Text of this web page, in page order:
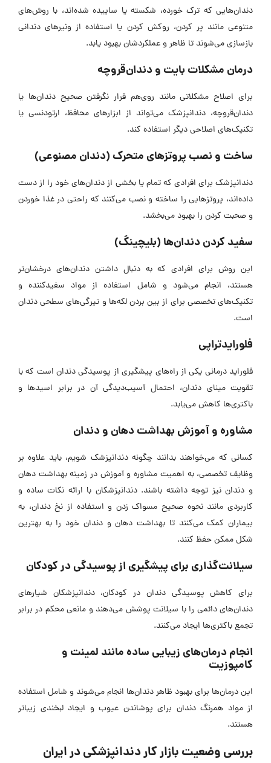
دندان‌هایی که ترک خورده، شکسته یا ساییده شده‌اند، با روش‌های
متنوعی مانند پر کردن، روکش کردن یا استفاده از ونیر‌های دندانی
بازسازی می‌شوند تا ظاهر و عملکردشان بهبود یابد.
درمان مشکلات بایت و دندان‌قروچه
برای اصلاح مشکلاتی مانند روی‌هم قرار نگرفتن صحیح دندان‌ها یا
دندان‌قروچه، دندانپزشک می‌تواند از ابزار‌های محافظ، ارتودنسی یا
تکنیک‌های اصلاحی دیگر استفاده کند.
ساخت و نصب پروتز‌های متحرک (دندان مصنوعی)
دندانپزشک برای افرادی که تمام یا بخشی از دندان‌های خود را از دست
داده‌اند، پروتز‌هایی را ساخته و نصب می‌کنند که راحتی در غذا خوردن
و صحبت کردن را بهبود می‌بخشد.
سفید کردن دندان‌ها (بلیچینگ)
این روش برای افرادی که به دنبال داشتن دندان‌های درخشان‌تر
هستند، انجام می‌شود و شامل استفاده از مواد سفیدکننده و
تکنیک‌های تخصصی برای از بین بردن لکه‌ها و تیرگی‌های سطحی دندان
است.
فلورایدتراپی
فلوراید درمانی یکی از راه‌های پیشگیری از پوسیدگی دندان است که با
تقویت مینای دندان، احتمال آسیب‌دیدگی آن در برابر اسید‌ها و
باکتری‌ها کاهش می‌یابد.
مشاوره و آموزش بهداشت دهان و دندان
کسانی که می‌خواهند بدانند چگونه دندانپزشک شویم، باید علاوه بر
وظایف تخصصی، به اهمیت مشاوره و آموزش در زمینه بهداشت دهان
و دندان نیز توجه داشته باشند. دندانپزشکان با ارائه نکات ساده و
کاربردی مانند نحوه صحیح مسواک زدن و استفاده از نخ دندان، به
بیماران کمک می‌کنند تا بهداشت دهان و دندان خود را به بهترین
شکل ممکن حفظ کنند.
سیلانت‌گذاری برای پیشگیری از پوسیدگی در کودکان
برای کاهش پوسیدگی دندان در کودکان، دندانپزشکان شیار‌های
دندان‌های دائمی را با سیلانت پوشش می‌دهند و مانعی محکم در برابر
تجمع باکتری‌ها ایجاد می‌کنند.
انجام درمان‌های زیبایی ساده مانند لمینت و
کامپوزیت
این درمان‌ها برای بهبود ظاهر دندان‌ها انجام می‌شوند و شامل استفاده
از مواد همرنگ دندان برای پوشاندن عیوب و ایجاد لبخندی زیباتر
هستند.
بررسی وضعیت بازار کار دندانپزشکی در ایران